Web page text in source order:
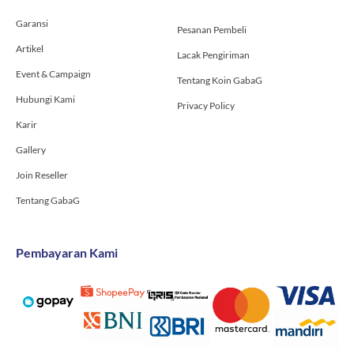
f
Garansi
Artikel
Event & Campaign
Hubungi Kami
Karir
Gallery
Join Reseller
Tentang GabaG
Pesanan Pembeli
Lacak Pengiriman
Tentang Koin GabaG
Privacy Policy
Pembayaran Kami